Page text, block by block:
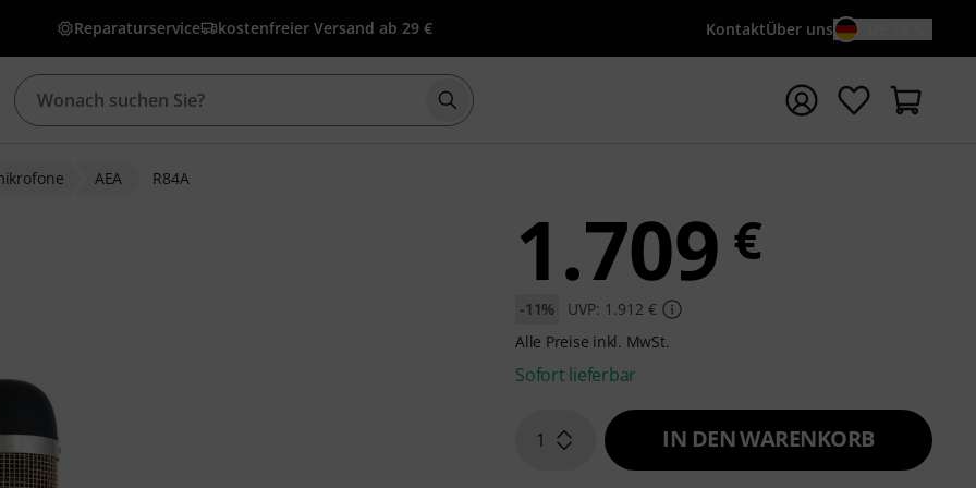
Reparaturservice kostenfreier Versand ab 29 € KontaktÜber uns
Suche mit Suchwort {searchTerm} starten
AEA R84A
1.709 €
-11%
UVP: 1.912 €
Alle Preise inkl. MwSt.
Sofort lieferbar
1 IN DEN WARENKORB